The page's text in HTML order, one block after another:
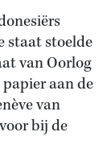
staat stoelde
van Oorlog
aan de
van
bij de